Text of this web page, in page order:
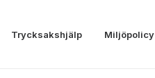
Trycksakshjälp Miljöpolicy